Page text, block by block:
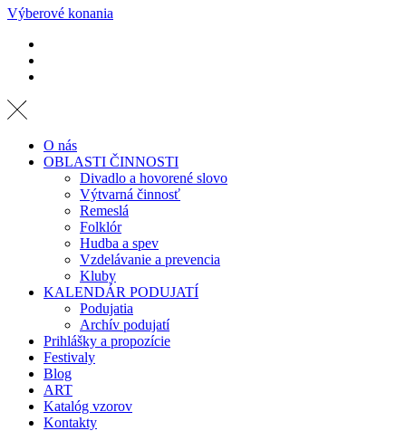
Výberové konania
O nás
OBLASTI ČINNOSTI
Divadlo a hovorené slovo
Výtvarná činnosť
Remeslá
Folklór
Hudba a spev
Vzdelávanie a prevencia
Kluby
KALENDÁR PODUJATÍ
Podujatia
Archív podujatí
Prihlášky a propozície
Festivaly
Blog
ART
Katalóg vzorov
Kontakty